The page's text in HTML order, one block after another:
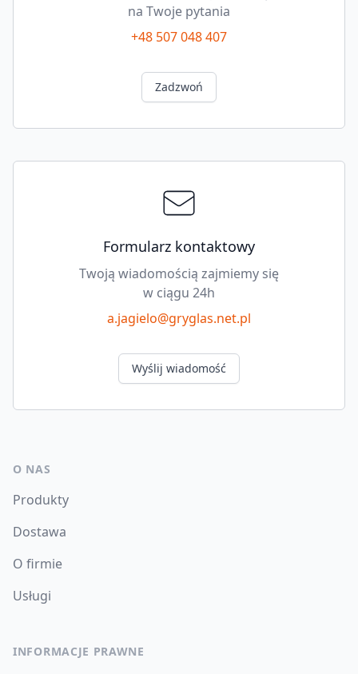
na Twoje pytania
+48 507 048 407
Zadzwoń
Formularz kontaktowy
Twoją wiadomością zajmiemy się
w ciągu 24h
a.jagielo@gryglas.net.pl
Wyślij wiadomość
O NAS
Produkty
Dostawa
O firmie
Usługi
INFORMACJE PRAWNE